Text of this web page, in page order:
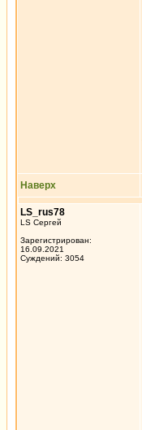
Наверх
LS_rus78
LS Сергей
Зарегистрирован:
16.09.2021
Суждений: 3054